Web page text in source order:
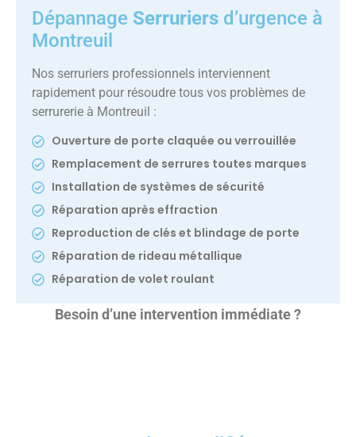
Dépannage Serruriers d’urgence à
Montreuil
Nos serruriers professionnels interviennent
rapidement pour résoudre tous vos problèmes de
serrurerie à Montreuil :
Ouverture de porte claquée ou verrouillée
Remplacement de serrures toutes marques
Installation de systèmes de sécurité
Réparation après effraction
Reproduction de clés et blindage de porte
Réparation de rideau métallique
Réparation de volet roulant
Besoin d’une intervention immédiate ?